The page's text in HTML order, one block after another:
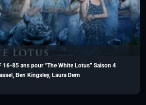
85 ans pour “The White Lotus” Saison 4
Ben Kingsley, Laura Dern